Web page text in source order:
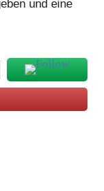
und eine